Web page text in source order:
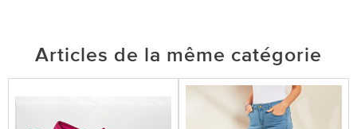
Articles de la même catégorie